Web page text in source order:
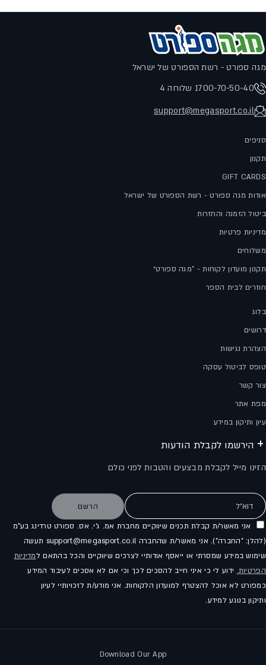
מגה ספורט - רשת הספורט של ישראל
1700-70-50-40 שלוחה 4
support@megasport.co.il
סניפים
תקנון
GIFT CARDS
אודות מגה ספורט - רשת הספורט של ישראל
ביטול הזמנה והחזרות
מדיניות פרטיות
משלוחים
תקנון מועדון לקוחות - "מגה ספורט״
חוזרים לבית הספר
בלוג
דרושים
הצהרת נגישות
טופס לביטול עסקה
צור קשר
מפת אתר
עיון ותיקון במידע
הירשמו לקבלת הודעות
הזינו מייל לקבלת מבצעים והטבות לפני כולם
דוא"ל הרשם
אני מאשר/ת קבלת תכנים שיווקיים מחברת אמ. ג'י. אס. ספורט טרדינג בע"מ
(להלן: "החברה"). אני מאשר/ת שהחברה support@megasport.co.il תעשה
שימוש במידע שמסרתי או ייאסף אודותיי לצרכים שיווקיים והכל בהתאם למדיניות
הפרטיות. ידוע לי כי איני חייב להסכים לכך וכי אם לא אסכים לעיבוד המידע
כמפורט לא אוכל להצטרף למועדון הלקוחות. אני מודע/ת לזכויותיי לעיון
ותיקון בנוגע למידע.
Download Our App